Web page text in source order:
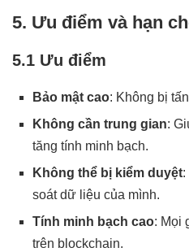
5. Ưu điểm và hạn
5.1 Ưu điểm
Bảo mật cao: Không bị
Không cần trung gian:
tăng tính minh bạch.
Không thể bị kiểm duyệt
soát dữ liệu của mình.
Tính minh bạch cao: Mọi
trên blockchain.